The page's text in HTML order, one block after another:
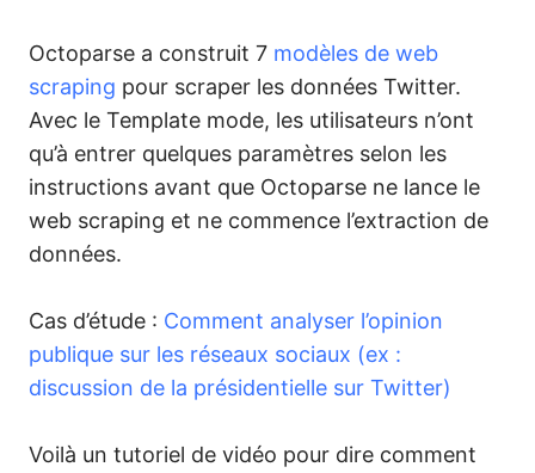
Octoparse a construit 7 modèles de web
scraping pour scraper les données Twitter.
Avec le Template mode, les utilisateurs n’ont
qu’à entrer quelques paramètres selon les
instructions avant que Octoparse ne lance le
web scraping et ne commence l’extraction de
données.
Cas d’étude : Comment analyser l’opinion
publique sur les réseaux sociaux (ex :
discussion de la présidentielle sur Twitter)
Voilà un tutoriel de vidéo pour dire comment